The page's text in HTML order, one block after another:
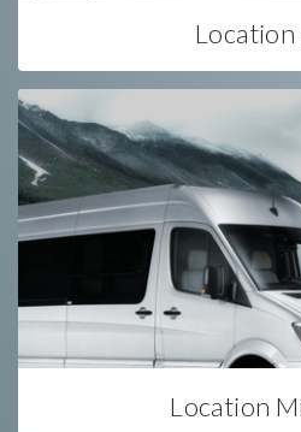
Location
Location